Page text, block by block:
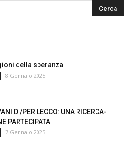
della speranza
8 Gennaio 2025
DI/PER LECCO: UNA RICERCA-
PARTECIPATA
7 Gennaio 2025